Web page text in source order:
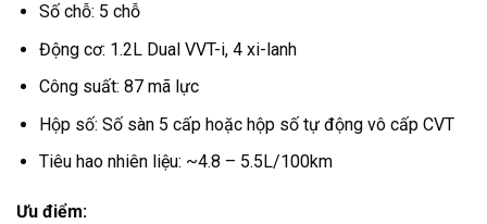
Số chỗ: 5 chỗ
Động cơ: 1.2L Dual VVT-i, 4 xi-lanh
Công suất: 87 mã lực
Hộp số: Số sàn 5 cấp hoặc hộp số tự động vô cấp CVT
Tiêu hao nhiên liệu: ~4.8 – 5.5L/100km
Ưu điểm: